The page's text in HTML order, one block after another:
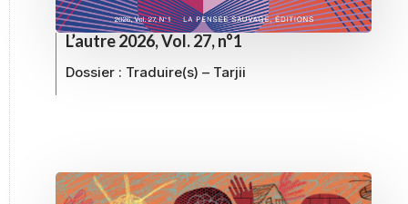
L’autre 2026, Vol. 27, n°1
Dossier : Traduire(s) – Tarjii